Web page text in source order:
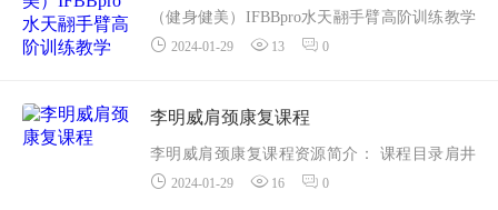
04蜜桃翘臀.mp4
05蜜桃翘臀.mp4
（健身健美）IFBBpro水天翮手臂高阶训练教学
资源简介：课程目录1哑铃弯举（二头肌内侧）.
2哑铃弯举（二头肌外侧）.mp4
3集中弯举（反向训练）.m...
2024-01-29 13 0
李明威肩颈康复课程
李明威肩颈康复课程资源简介： 课程目录肩井
第一节.mp4
2024-01-29 16 0